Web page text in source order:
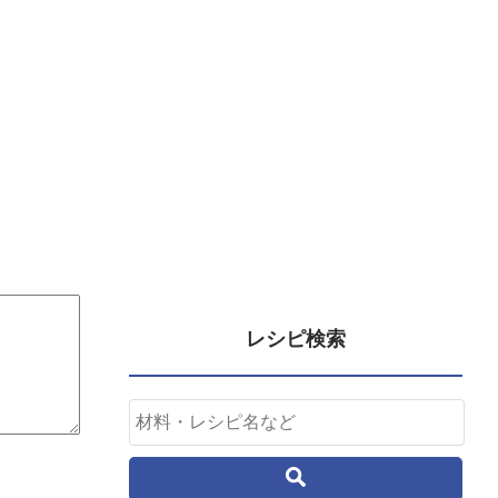
レシピ検索